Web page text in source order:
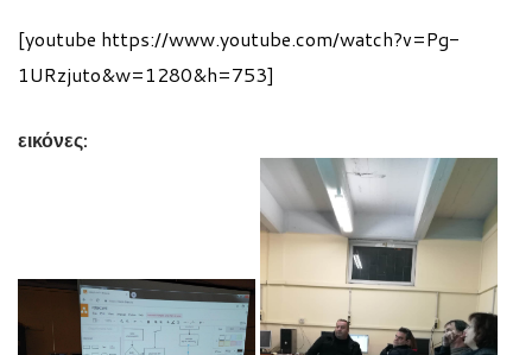
[youtube https://www.youtube.com/watch?v=Pg-
1URzjuto&w=1280&h=753]
εικόνες: